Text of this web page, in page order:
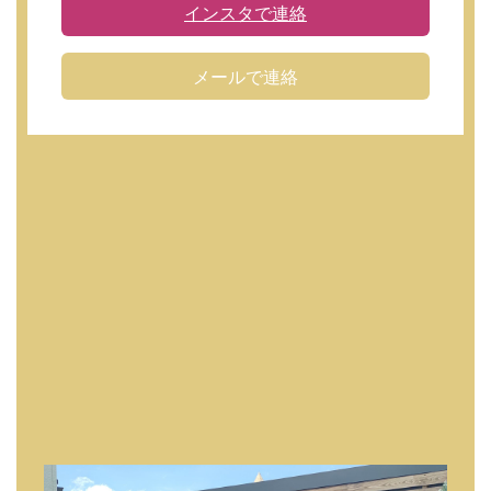
インスタで連絡
メールで連絡